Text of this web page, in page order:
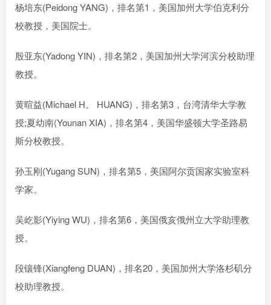
杨培东(Peidong YANG)，排名第1，美国加州大学伯克利分
校教授，美国院士。
殷亚东(Yadong YIN)，排名第2，美国加州大学河滨分校助理
教授。
黄暄益(Michael H。 HUANG)，排名第3，台湾清华大学教
授;夏幼南(Younan XIA)，排名第4，美国华盛顿大学圣路易
斯分校教授。
孙玉刚(Yugang SUN)，排名第5，美国阿尔贡国家实验室科
学家。
吴屹影(Yiying WU)，排名第6，美国俄亥俄州立大学助理教
授。
段镶锋(Xiangfeng DUAN)，排名20，美国加州大学洛杉矶分
校助理教授。